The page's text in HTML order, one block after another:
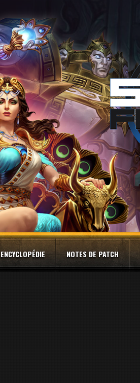
ENCYCLOPÉDIE NOTES DE PATCH